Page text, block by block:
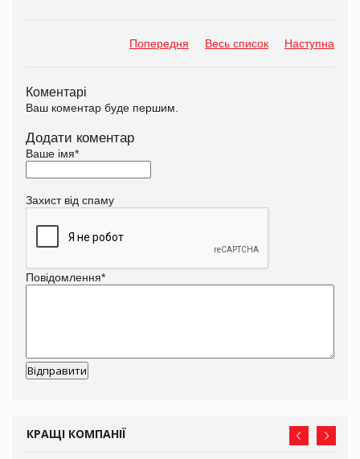
Попередня Весь список Наступна
Коментарі
Ваш коментар буде першим.
Додати коментар
Ваше імя*
Захист від спаму
Повідомлення*
КРАЩІ КОМПАНІЇ